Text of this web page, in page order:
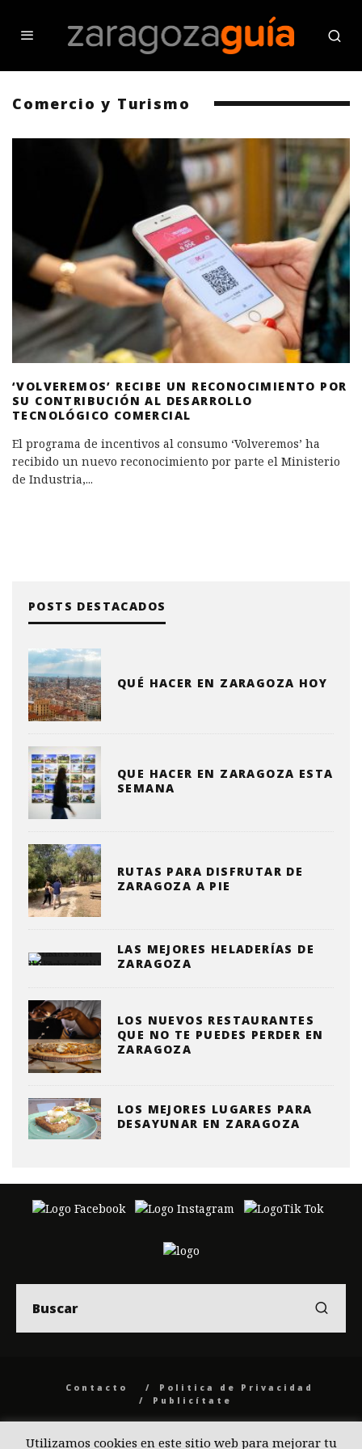
Comercio y Turismo
‘VOLVEREMOS’ RECIBE UN RECONOCIMIENTO POR
SU CONTRIBUCIÓN AL DESARROLLO
TECNOLÓGICO COMERCIAL
El programa de incentivos al consumo ‘Volveremos’ ha
recibido un nuevo reconocimiento por parte el Ministerio
de Industria,...
POSTS DESTACADOS
QUÉ HACER EN ZARAGOZA HOY
QUE HACER EN ZARAGOZA ESTA
SEMANA
RUTAS PARA DISFRUTAR DE
ZARAGOZA A PIE
LAS MEJORES HELADERÍAS DE
ZARAGOZA
LOS NUEVOS RESTAURANTES
QUE NO TE PUEDES PERDER EN
ZARAGOZA
LOS MEJORES LUGARES PARA
DESAYUNAR EN ZARAGOZA
Contacto
Politica de Privacidad
Publicítate
Utilizamos cookies en este sitio web para mejorar tu